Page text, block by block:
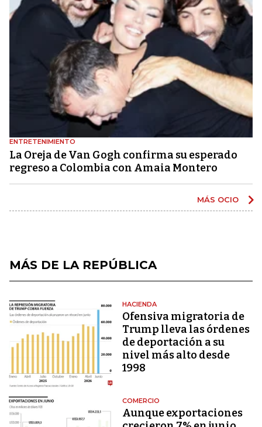
ENTRETENIMIENTO
La Oreja de Van Gogh confirma su esperado
regreso a Colombia con Amaia Montero
MÁS OCIO
MÁS DE LA REPÚBLICA
HACIENDA
Ofensiva migratoria de
Trump lleva las órdenes
de deportación a su
nivel más alto desde
1998
COMERCIO
Aunque exportaciones